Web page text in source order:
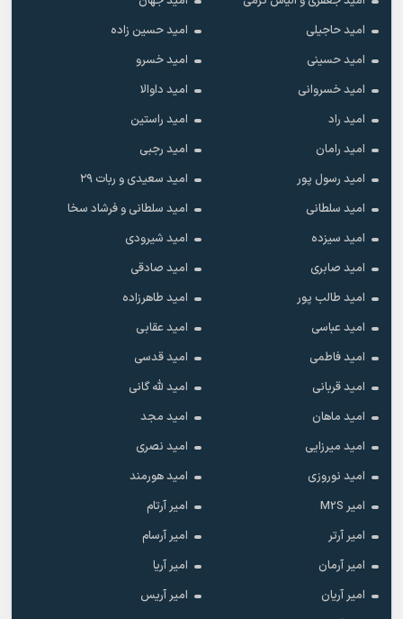
امید حاجیلی
امید حسین زاده
امید حسینی
امید خسرو
امید خسروانی
امید داوالا
امید راد
امید راستین
امید رامان
امید رجبی
امید رسول پور
امید سعیدی و ربات ۲۹
امید سلطانی
امید سلطانی و فرشاد سخا
امید سیزده
امید شیرودی
امید صابری
امید صادقی
امید طالب پور
امید طاهرزاده
امید عباسی
امید عقابی
امید فاطمی
امید قدسی
امید قربانی
امید لله گانی
امید ماهان
امید مجد
امید میرزایی
امید نصری
امید نوروزی
امید هورمند
امیر M2S
امیر آرتام
امیر آرتر
امیر آرسام
امیر آرمان
امیر آریا
امیر آریان
امیر آریس